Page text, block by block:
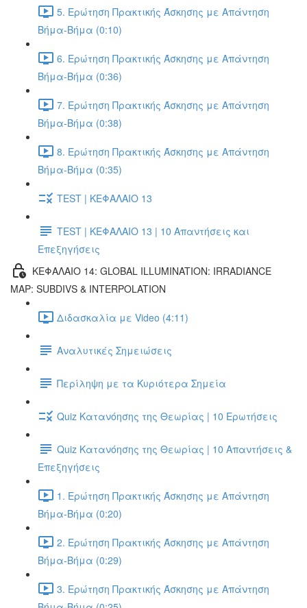
5. Ερώτηση Πρακτικής Άσκησης με Απάντηση
Βήμα-Βήμα (0:10)
6. Ερώτηση Πρακτικής Άσκησης με Απάντηση
Βήμα-Βήμα (0:36)
7. Ερώτηση Πρακτικής Άσκησης με Απάντηση
Βήμα-Βήμα (0:38)
8. Ερώτηση Πρακτικής Άσκησης με Απάντηση
Βήμα-Βήμα (0:35)
TEST | ΚΕΦΑΛΑΙΟ 13
TEST | ΚΕΦΑΛΑΙΟ 13 | 10 Απαντήσεις και
Επεξηγήσεις
ΚΕΦΑΛΑΙΟ 14: GLOBAL ILLUMINATION: IRRADIANCE
MAP: SUBDIVS & INTERPOLATION
Διδασκαλία με Video (4:11)
Αναλυτικές Σημειώσεις
Περίληψη με τα Κυριότερα Σημεία
Quiz Κατανόησης της Θεωρίας | 10 Ερωτήσεις
Quiz Κατανόησης της Θεωρίας | 10 Απαντήσεις &
Επεξηγήσεις
1. Ερώτηση Πρακτικής Άσκησης με Απάντηση
Βήμα-Βήμα (0:20)
2. Ερώτηση Πρακτικής Άσκησης με Απάντηση
Βήμα-Βήμα (0:29)
3. Ερώτηση Πρακτικής Άσκησης με Απάντηση